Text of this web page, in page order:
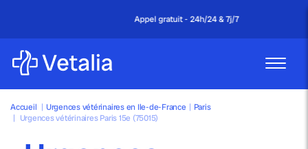
Appel gratuit - 24h/24 & 7j/7
Accueil | Urgences vétérinaires en Ile-de-France | Paris
| Urgences vétérinaires Paris 15e (75015)